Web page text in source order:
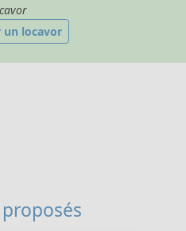
locavor